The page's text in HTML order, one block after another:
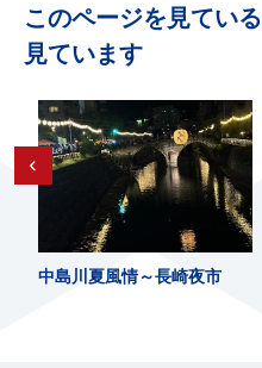
このページを見てい
見ています
中島川夏風情～長崎夜市